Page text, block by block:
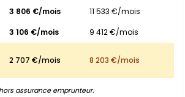
3 806 €/mois
11 533 €/mois
3 106 €/mois
9 412 €/mois
2 707 €/mois 8 203 €/mois
assurance emprunteur.